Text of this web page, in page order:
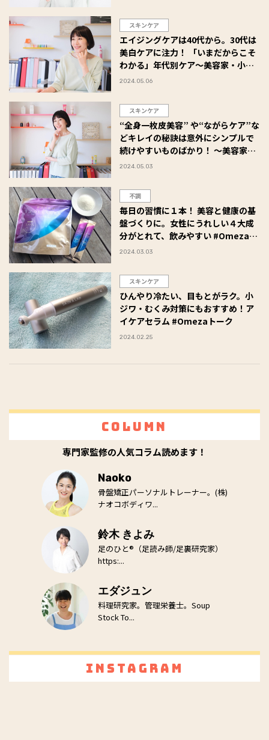
スキンケア
エイジングケアは40代から。30代は
美白ケアに注力！ 「いまだからこそ
わかる」年代別ケア～美容家・小林
ひろ美さん流「メリハリ美容のコ
2024.05.06
スキンケア
“全身一枚皮美容” や“ながらケア”な
どキレイの秘訣は意外にシンプルで
続けやすいものばかり！ ～美容家・
小林ひろ美さん流「メリハリ美容の
2024.05.03
不調
毎日の習慣に１本！ 美容と健康の基
盤づくりに。女性にうれしい４大成
分がとれて、飲みやすい #Omezaト
ーク
2024.03.03
スキンケア
ひんやり冷たい、目もとがラク。小
ジワ・むくみ対策にもおすすめ！ア
イケアセラム #Omezaトーク
2024.02.25
Column
専門家監修の人気コラム読めます！
Naoko
骨盤矯正パーソナルトレーナー。(株)
ナオコボディワ...
鈴木 きよみ
足のひと®（足読み師/足裏研究家）
https:...
エダジュン
料理研究家。管理栄養士。Soup
Stock To...
Instagram